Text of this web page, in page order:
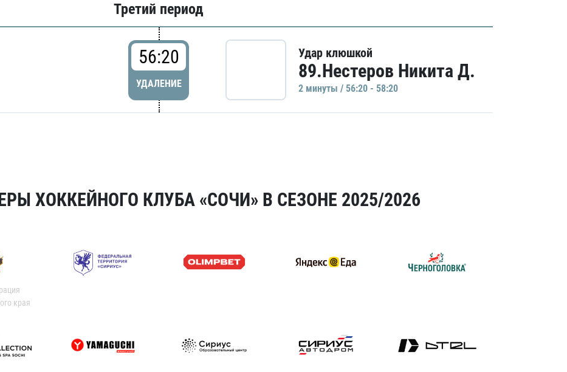
Третий период
56:20
УДАЛЕНИЕ
Удар клюшкой
89.Нестеров Никита Д.
2 минуты / 56:20 - 58:20
ХОККЕЙНОГО КЛУБА «СОЧИ» В СЕЗОНЕ 2025/2026
края